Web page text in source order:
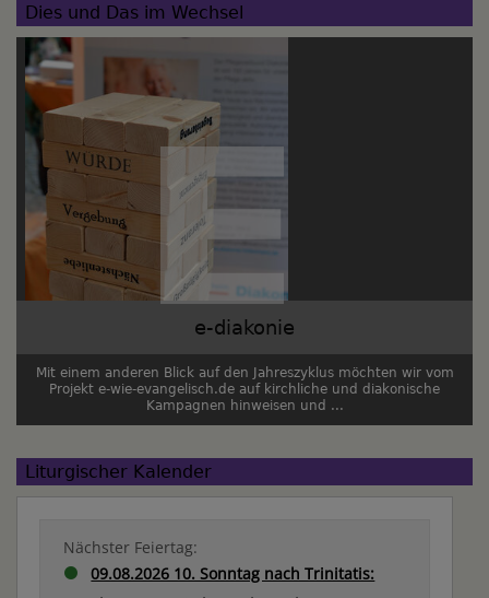
Dies und Das im Wechsel
e-diakonie
Mit einem anderen Blick auf den Jahreszyklus möchten wir vom
Projekt e-wie-evangelisch.de auf kirchliche und diakonische
Kampagnen hinweisen und ...
Liturgischer Kalender
Nächster Feiertag:
09.08.2026 10. Sonntag nach Trinitatis: